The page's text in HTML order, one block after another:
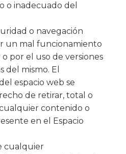
o inadecuado del
o navegación
un mal funcionamiento
por el uso de versiones
del mismo. El
espacio web se
de retirar, total o
contenido o
en el Espacio
cualquier